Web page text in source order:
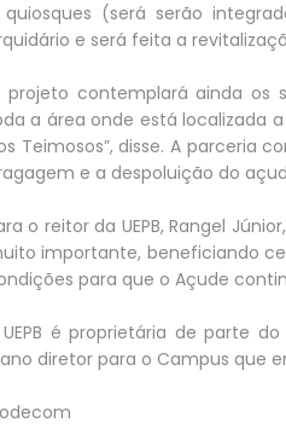
(será serão
e será feita a
projeto contemplará ainda os
a área onde está localizada
Teimosos”, disse. A parceria
e a despoluição do
o reitor da UEPB, Rangel
importante, beneficiando
para que o Açude
UEPB é proprietária de parte
diretor para o Campus que